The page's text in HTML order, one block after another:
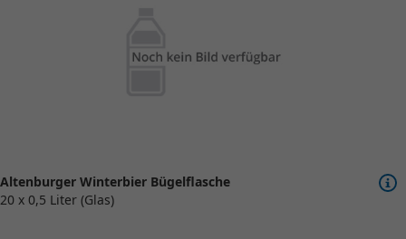
Altenburger Winterbier Bügelflasche
20 x 0,5 Liter (Glas)